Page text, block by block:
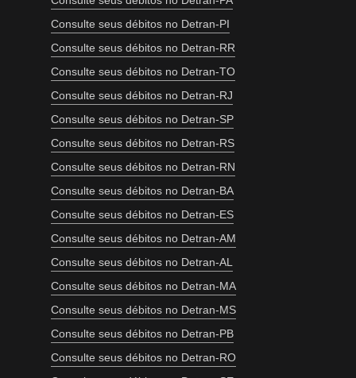
Consulte seus débitos no Detran-PI
Consulte seus débitos no Detran-RR
Consulte seus débitos no Detran-TO
Consulte seus débitos no Detran-RJ
Consulte seus débitos no Detran-SP
Consulte seus débitos no Detran-RS
Consulte seus débitos no Detran-RN
Consulte seus débitos no Detran-BA
Consulte seus débitos no Detran-ES
Consulte seus débitos no Detran-AM
Consulte seus débitos no Detran-AL
Consulte seus débitos no Detran-MA
Consulte seus débitos no Detran-MS
Consulte seus débitos no Detran-PB
Consulte seus débitos no Detran-RO